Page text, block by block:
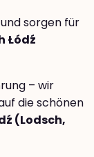
sorgen für
Łódź
– wir
die schönen
(Lodsch,